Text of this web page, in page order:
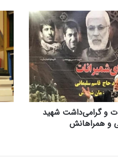
و گرامی‌داشت شهید
و همراهانش
آ
ا
ل
ل
ه
م
ص
م